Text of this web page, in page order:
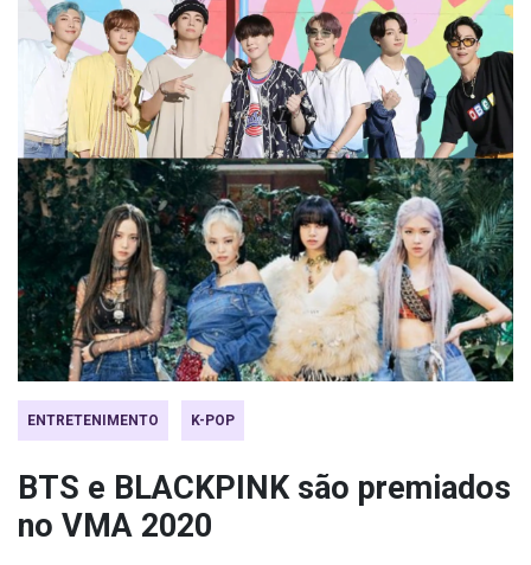
ENTRETENIMENTO K-POP
BTS e BLACKPINK são premiados
no VMA 2020